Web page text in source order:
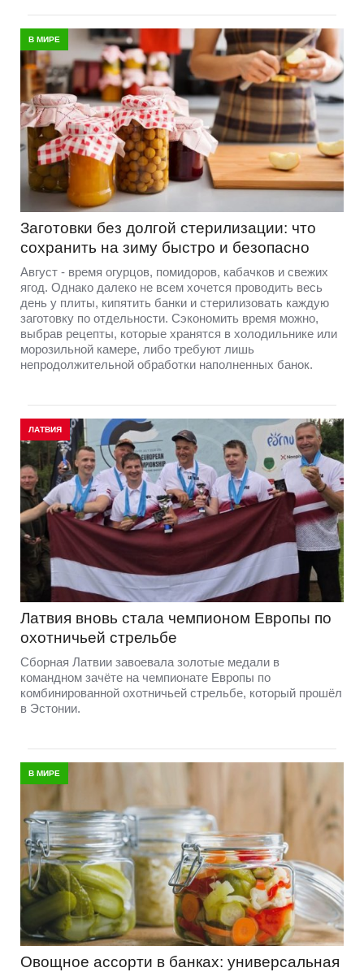
В МИРЕ
Заготовки без долгой стерилизации: что
сохранить на зиму быстро и безопасно
Август - время огурцов, помидоров, кабачков и свежих
ягод. Однако далеко не всем хочется проводить весь
день у плиты, кипятить банки и стерилизовать каждую
заготовку по отдельности. Сэкономить время можно,
выбрав рецепты, которые хранятся в холодильнике или
морозильной камере, либо требуют лишь
непродолжительной обработки наполненных банок.
ЛАТВИЯ
Латвия вновь стала чемпионом Европы по
охотничьей стрельбе
Сборная Латвии завоевала золотые медали в
командном зачёте на чемпионате Европы по
комбинированной охотничьей стрельбе, который прошёл
в Эстонии.
В МИРЕ
Овощное ассорти в банках: универсальная